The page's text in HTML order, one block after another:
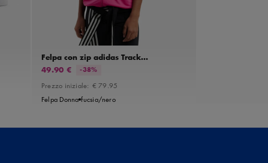
Felpa con zip adidas Track
adicolor Classic Firebird Loose
49.90 € -38%
Prezzo iniziale: € 79.95
Felpa Donna fucsia/nero
Seleziona Una Taglia
S M